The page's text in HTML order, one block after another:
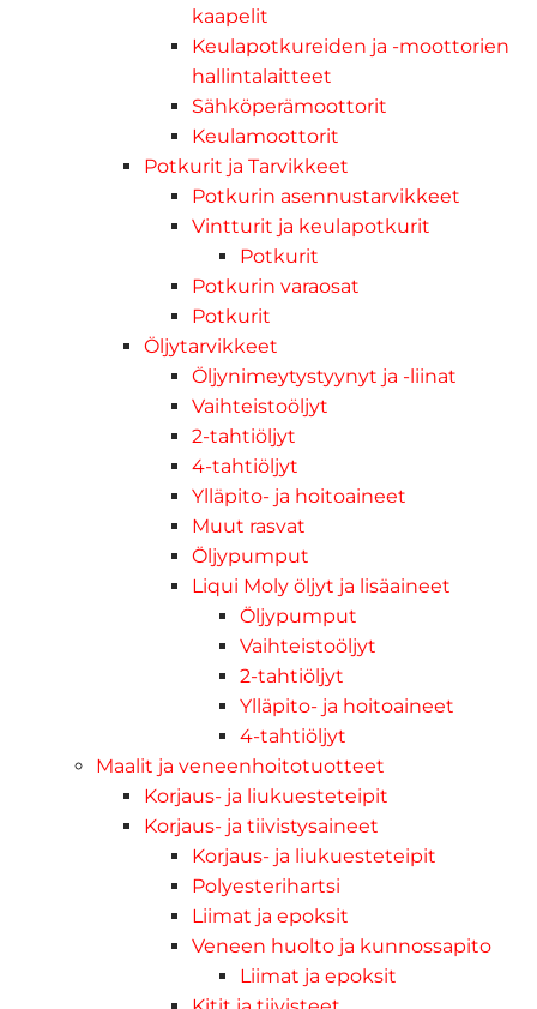
kaapelit
Keulapotkureiden ja -moottorien
hallintalaitteet
Sähköperämoottorit
Keulamoottorit
Potkurit ja Tarvikkeet
Potkurin asennustarvikkeet
Vintturit ja keulapotkurit
Potkurit
Potkurin varaosat
Potkurit
Öljytarvikkeet
Öljynimeytystyynyt ja -liinat
Vaihteistoöljyt
2-tahtiöljyt
4-tahtiöljyt
Ylläpito- ja hoitoaineet
Muut rasvat
Öljypumput
Liqui Moly öljyt ja lisäaineet
Öljypumput
Vaihteistoöljyt
2-tahtiöljyt
Ylläpito- ja hoitoaineet
4-tahtiöljyt
Maalit ja veneenhoitotuotteet
Korjaus- ja liukuesteteipit
Korjaus- ja tiivistysaineet
Korjaus- ja liukuesteteipit
Polyesterihartsi
Liimat ja epoksit
Veneen huolto ja kunnossapito
Liimat ja epoksit